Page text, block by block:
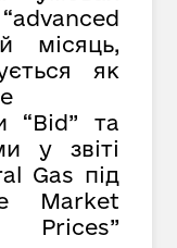
місяць,
як
“Bid” та
у звіті
Gas під
Market